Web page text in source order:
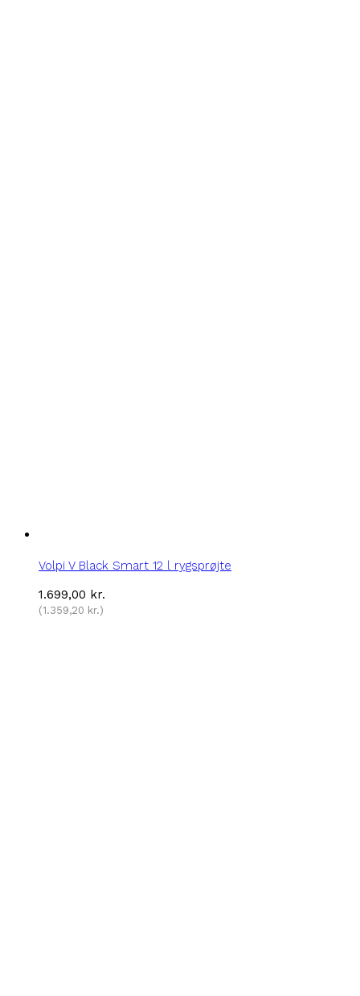
Volpi V Black Smart 12 l rygsprøjte
1.699,00 kr.
(1.359,20 kr.)